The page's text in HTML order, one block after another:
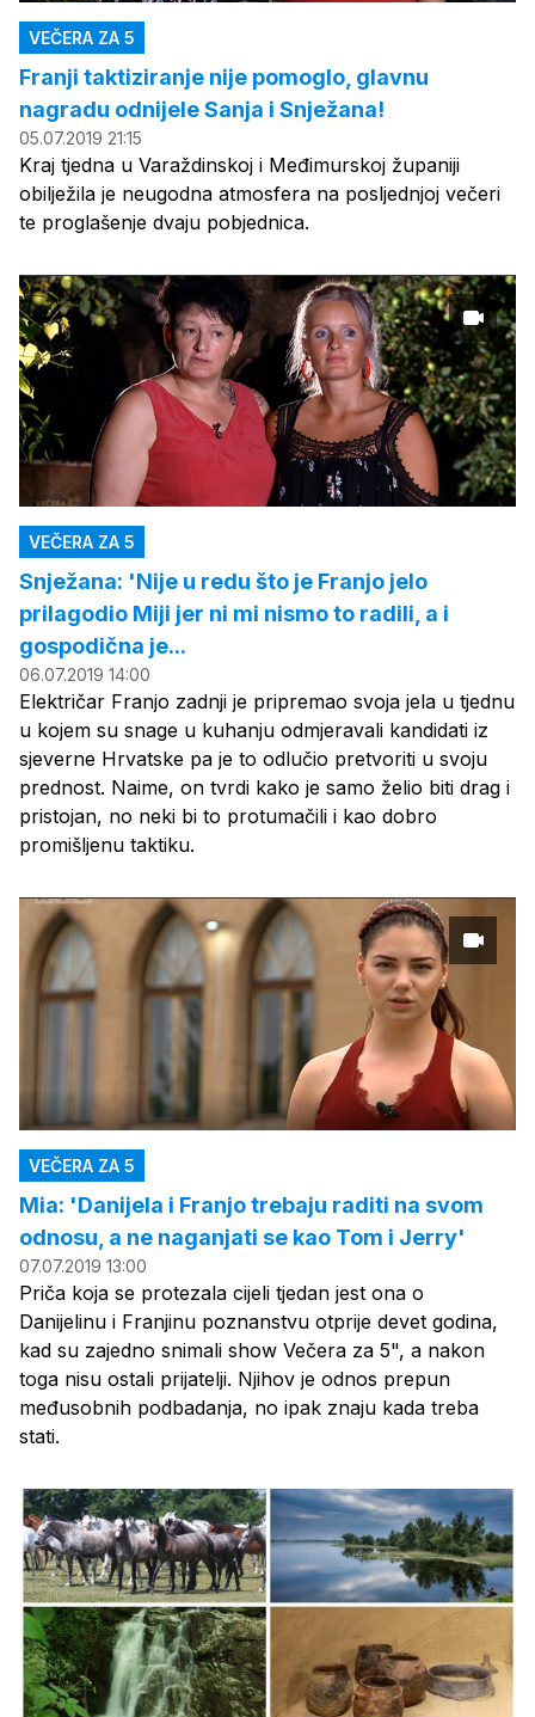
VEČERA ZA 5
Franji taktiziranje nije pomoglo, glavnu
nagradu odnijele Sanja i Snježana!
05.07.2019 21:15
Kraj tjedna u Varaždinskoj i Međimurskoj županiji
obilježila je neugodna atmosfera na posljednjoj večeri
te proglašenje dvaju pobjednica.
VEČERA ZA 5
Snježana: 'Nije u redu što je Franjo jelo
prilagodio Miji jer ni mi nismo to radili, a i
gospodična je...
06.07.2019 14:00
Električar Franjo zadnji je pripremao svoja jela u tjednu
u kojem su snage u kuhanju odmjeravali kandidati iz
sjeverne Hrvatske pa je to odlučio pretvoriti u svoju
prednost. Naime, on tvrdi kako je samo želio biti drag i
pristojan, no neki bi to protumačili i kao dobro
promišljenu taktiku.
VEČERA ZA 5
Mia: 'Danijela i Franjo trebaju raditi na svom
odnosu, a ne naganjati se kao Tom i Jerry'
07.07.2019 13:00
Priča koja se protezala cijeli tjedan jest ona o
Danijelinu i Franjinu poznanstvu otprije devet godina,
kad su zajedno snimali show Večera za 5", a nakon
toga nisu ostali prijatelji. Njihov je odnos prepun
međusobnih podbadanja, no ipak znaju kada treba
stati.